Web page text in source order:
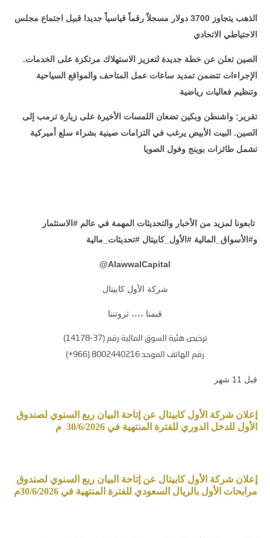
الذهب يتجاوز 3700 دولار مسجلاً رقماً قياسياً جديدا قبيل اجتماع مجلس
الاحتياطي الاتحادي
الصين تعلن عن خطة جديدة لتعزيز الاستهلاك مرتكزة على الخدمات.
الإجراءات تتضمن تمديد ساعات عمل المتاحف والمواقع السياحية
وتنظيم فعاليات رياضية
تقرير: واشنطن وبكين تضعان اللمسات الأخيرة على زيارة ترمب إلى
الصين. البيت الأبيض يرغب في التزامات صينية بشراء سلع أميركية
تشمل طائرات بوينج وفول الصويا
تابعونا لمزيد من الأخبار والتحديثات المهمة في عالم #الاستثمار
و#الأسواق_المالية #الأول_كابيتال #تحديثات_مالية
AlawwalCapital
@
شركة الأول كابيتال
قيمنا ،،،، ثروتننا
ترخيص هئية السوق المالية رقم (37-14178)
رقم الهاتف الموحد 8002440216 (966+)
قبل 11 شهر
إعلان شركة الأول كابيتال عن إتاحة البيان ربع السنوي لصندوق
الأول للدخل الدوري للفترة المنتهية في 30/6/2026 م
إعلان شركة الأول كابيتال عن إتاحة البيان ربع السنوي لصندوق
مرابحات الأول بالريال السعودي للفترة المنتهية في 30/6/2026م